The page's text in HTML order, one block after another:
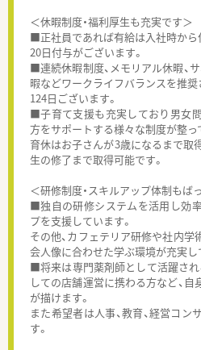
＜休暇制度・福利厚生も充実です＞
■正社員であれば有給は入社時から
20日付与がございます。
■連続休暇制度、メモリアル休暇、
暇などワークライフバランスを推
124日ございます。
■子育て支援も充実しており男女
方をサポートする様々な制度が整っ
育休はお子さんが3歳になるまで取
生の修了まで取得可能です。
＜研修制度・スキルアップ体制もば
■独自の研修システムを活用し効
プを支援しています。
その他、カフェテリア研修や社内
会人像に合わせた学ぶ環境が充実し
■将来は専門薬剤師として活躍され
しての店舗運営に携わる方など、
が描けます。
また希望者は人事、教育、経営コ
す。